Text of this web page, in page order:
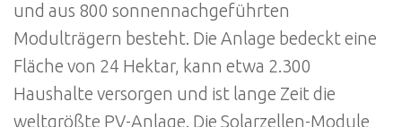
und aus 800 sonnennachgeführten
Modulträgern besteht. Die Anlage bedeckt eine
Fläche von 24 Hektar, kann etwa 2.300
Haushalte versorgen und ist lange Zeit die
weltgrößte PV-Anlage. Die Solarzellen-Module